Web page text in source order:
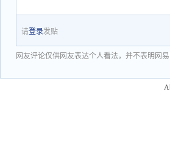
请登录发贴
网友评论仅供网友表达个人看法，并不表明网